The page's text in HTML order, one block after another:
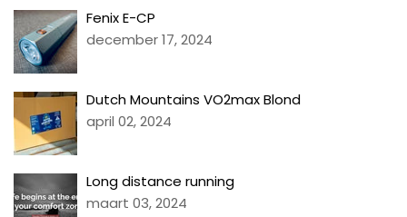
Fenix E-CP
december 17, 2024
Dutch Mountains VO2max Blond
april 02, 2024
Long distance running
maart 03, 2024